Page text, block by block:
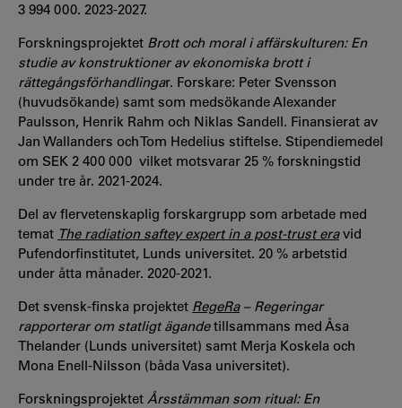
3 994 000. 2023-2027.
Forskningsprojektet Brott och moral i affärskulturen: En
studie av konstruktioner av ekonomiska brott i
rättegångsförhandlingar. Forskare: Peter Svensson
(huvudsökande) samt som medsökande Alexander
Paulsson, Henrik Rahm och Niklas Sandell. Finansierat av
Jan Wallanders och Tom Hedelius stiftelse. Stipendiemedel
om SEK 2 400 000 vilket motsvarar 25 % forskningstid
under tre år. 2021-2024.
Del av flervetenskaplig forskargrupp som arbetade med
temat The radiation saftey expert in a post-trust era vid
Pufendorfinstitutet, Lunds universitet. 20 % arbetstid
under åtta månader. 2020-2021.
Det svensk-finska projektet RegeRa– Regeringar
rapporterar om statligt ägandetillsammans med Åsa
Thelander (Lunds universitet) samt Merja Koskela och
Mona Enell-Nilsson (båda Vasa universitet).
Forskningsprojektet Årsstämman som ritual: En